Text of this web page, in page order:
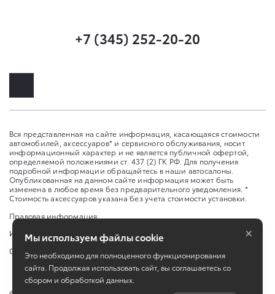
+7 (345) 252-20-20
Вся представленная на сайте информация, касающаяся стоимости
автомобилей, аксессуаров* и сервисного обслуживания, носит
информационный характер и не является публичной офертой,
определяемой положениями ст. 437 (2) ГК РФ. Для получения
подробной информации обращайтесь в наши автосалоны.
Опубликованная на данном сайте информация может быть
изменена в любое время без предварительного уведомления. *
Стоимость аксессуаров указана без учета стоимости установки.
Правовая информация
Изменить настройку cookies
Сбросить cookie
Мы используем файлы cookie
Это необходимо для полноценного функционирования
сайта. Продолжая использовать сайт, вы соглашаетесь со
сбором и обработкой данных.
×